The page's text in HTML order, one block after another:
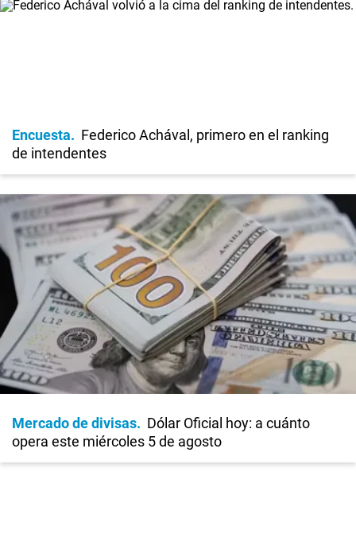
Encuesta
Federico Achával, primero en el ranking
de intendentes
Mercado de divisas
Dólar Oficial hoy: a cuánto
opera este miércoles 5 de agosto